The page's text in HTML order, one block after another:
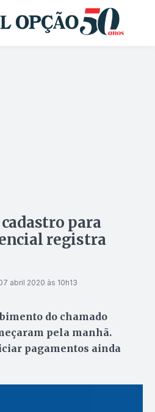
para
registra
abril 2020 às 10h13
do chamado
pela manhã.
pagamentos ainda